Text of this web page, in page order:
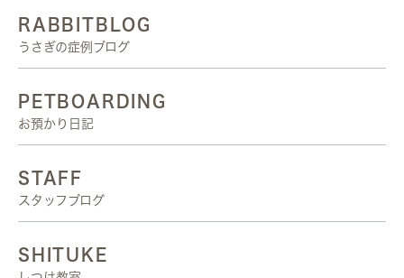
RABBITBLOG
うさぎの症例ブログ
PETBOARDING
お預かり日記
STAFF
スタッフブログ
SHITUKE